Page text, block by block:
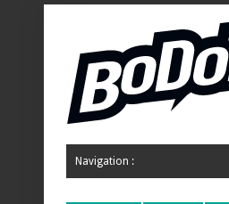
Navigation :